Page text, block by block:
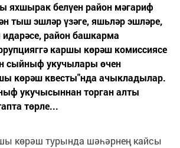
яхшырак белүен район мәгариф
тыш эшләр үзәге, яшьләр эшләре,
идарәсе, район башкарма
каршы көрәш комиссиясе
сыйныф укучылары өчен
көрәш квесты"нда ачыкладылар.
укучысыннан торган алты
төрле...
көрәш турында шәһәрнең кайсы